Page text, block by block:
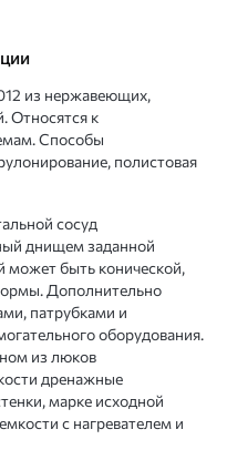
из нержавеющих,
Относятся к
Способы
полистовая
сосуд
днищем заданной
быть конической,
Дополнительно
патрубками и
оборудования.
из люков
дренажные
марке исходной
с нагревателем и